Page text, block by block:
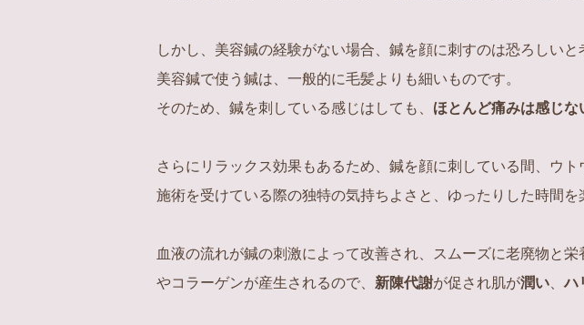
しかし、美容鍼の経験がない場合、鍼を顔に刺すのは恐ろしいと
美容鍼で使う鍼は、一般的に毛髪よりも細いものです。
そのため、鍼を刺している感じはしても、 ほとんど痛みは感じな
さらにリラックス効果もあるため、鍼を顔に刺している間、ウト
施術を受けている際の独特の気持ちよさと、ゆったりした時間を
血液の流れが鍼の刺激によって改善され、スムーズに老廃物と栄
やコラーゲンが産生されるので、 新陳代謝が促され肌が潤い 、ハ